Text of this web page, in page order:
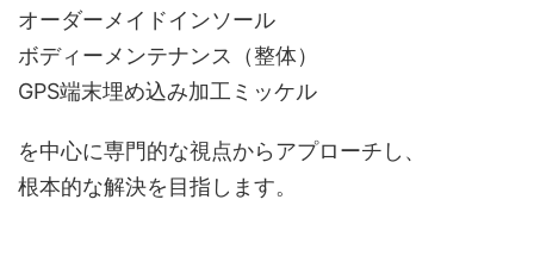
オーダーメイドインソール
ボディーメンテナンス（整体）
GPS端末埋め込み加工ミッケル
を中心に専門的な視点からアプローチし、
根本的な解決を目指します。